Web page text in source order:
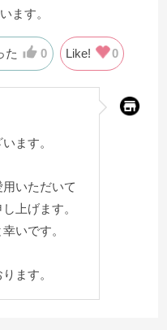
ます。
た 0 Like! 0
ます。
いただいて
上げます。
いです。
ます。